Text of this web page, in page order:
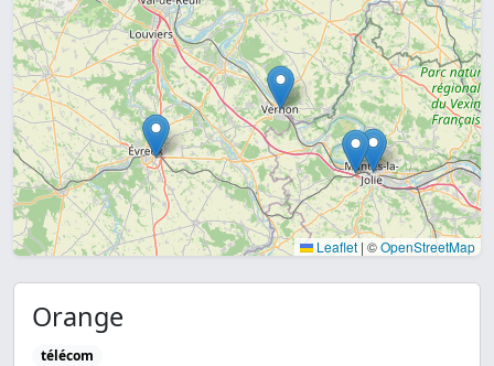
Leaflet | ©OpenStreetMap
Orange
télécom